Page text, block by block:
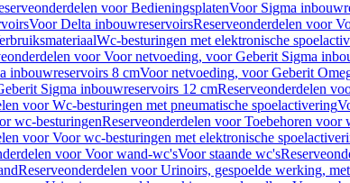
voor BedieningsplatenVoor Sigma
Voor Delta inbouwreservoirsReserveonderdelen voor
Wc-besturingen met elektronische
voor Voor netvoeding, voor Geberit Sigma
inbouwreservoirs 8 cmVoor netvoeding, voor Geberit
Sigma inbouwreservoirs 12 cmReserveonderdelen
voor Wc-besturingen met pneumatische spoelactivering
wc-besturingenReserveonderdelen voor Toebehoren voor
voor Voor wc-besturingen met elektronische
voor Voor wand-wc'sVoor staande wc's
Reserveonderdelen voor Urinoirs, gespoelde werking,